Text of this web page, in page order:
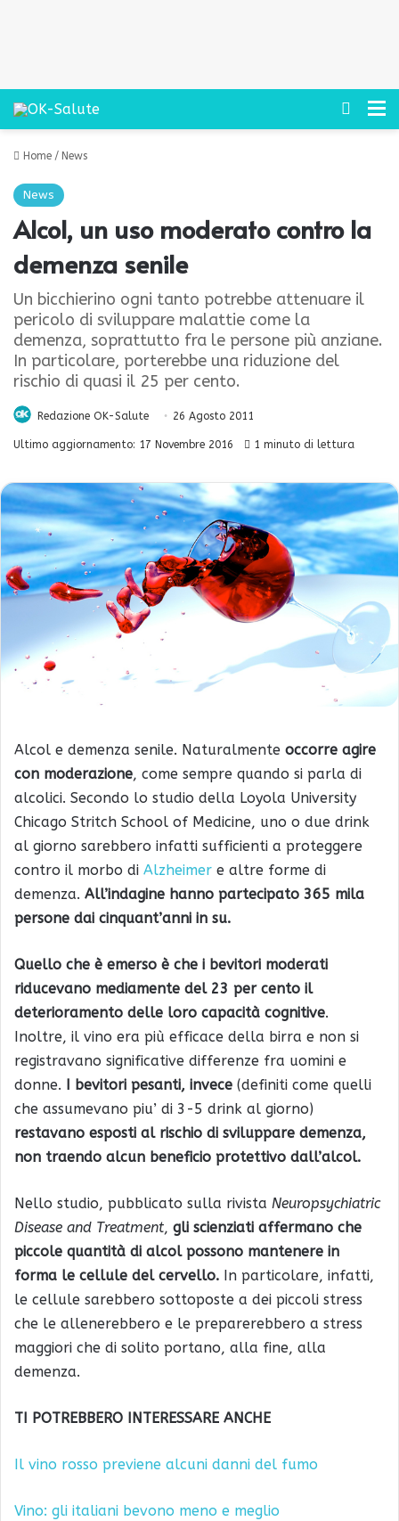
Cerca
Home / News
News
Alcol, un uso moderato contro la
demenza senile
Un bicchierino ogni tanto potrebbe attenuare il
pericolo di sviluppare malattie come la
demenza, soprattutto fra le persone più anziane.
In particolare, porterebbe una riduzione del
rischio di quasi il 25 per cento.
Redazione OK-Salute 26 Agosto 2011
Ultimo aggiornamento: 17 Novembre 2016 1 minuto di lettura
Alcol e demenza senile. Naturalmente occorre agire
con moderazione, come sempre quando si parla di
alcolici. Secondo lo studio della Loyola University
Chicago Stritch School of Medicine, uno o due drink
al giorno sarebbero infatti sufficienti a proteggere
contro il morbo di Alzheimer e altre forme di
demenza. All’indagine hanno partecipato 365 mila
persone dai cinquant’anni in su.
Quello che è emerso è che i bevitori moderati
riducevano mediamente del 23 per cento il
deterioramento delle loro capacità cognitive.
Inoltre, il vino era più efficace della birra e non si
registravano significative differenze fra uomini e
donne. I bevitori pesanti, invece (definiti come quelli
che assumevano piu’ di 3-5 drink al giorno)
restavano esposti al rischio di sviluppare demenza,
non traendo alcun beneficio protettivo dall’alcol.
Nello studio, pubblicato sulla rivista Neuropsychiatric
Disease and Treatment, gli scienziati affermano che
piccole quantità di alcol possono mantenere in
forma le cellule del cervello. In particolare, infatti,
le cellule sarebbero sottoposte a dei piccoli stress
che le allenerebbero e le preparerebbero a stress
maggiori che di solito portano, alla fine, alla
demenza.
TI POTREBBERO INTERESSARE ANCHE
Il vino rosso previene alcuni danni del fumo
Vino: gli italiani bevono meno e meglio